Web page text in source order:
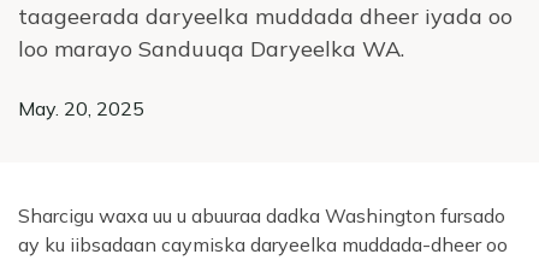
May. 20, 2025
taageerada daryeelka muddada dheer iyada oo
loo marayo Sanduuqa Daryeelka WA.
Sharcigu waxa uu u abuuraa dadka Washington fursado
ay ku iibsadaan caymiska daryeelka muddada-dheer oo